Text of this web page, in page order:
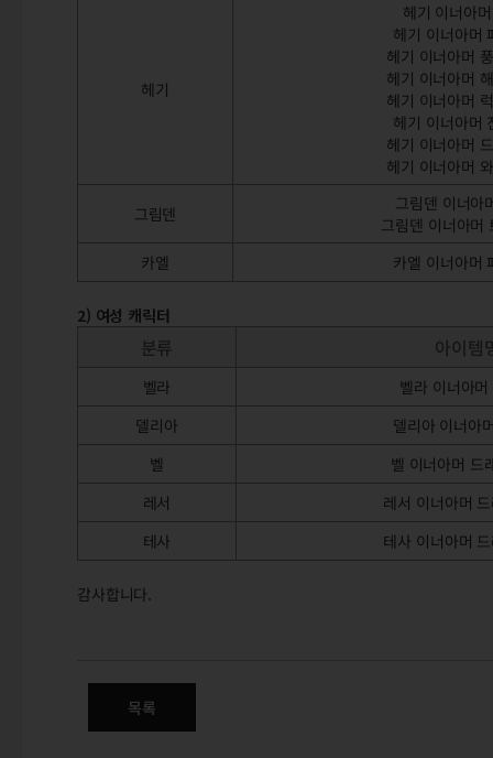
헤기
헤기 이너아
헤기 이너아머
헤기 이너아머
헤기 이너아머
헤기 이너아머
헤기 이너아머
헤기 이너아머
헤기 이너아머
그림덴
그림덴 이너아
그림덴 이너아머
카엘
카엘 이너아머
2) 여성 캐릭터
분류 아이템
벨라
벨라 이너아
델리아
델리아 이너아
벨
벨 이너아머 드
레서
레서 이너아머
테사
테사 이너아머
감사합니다.
목록